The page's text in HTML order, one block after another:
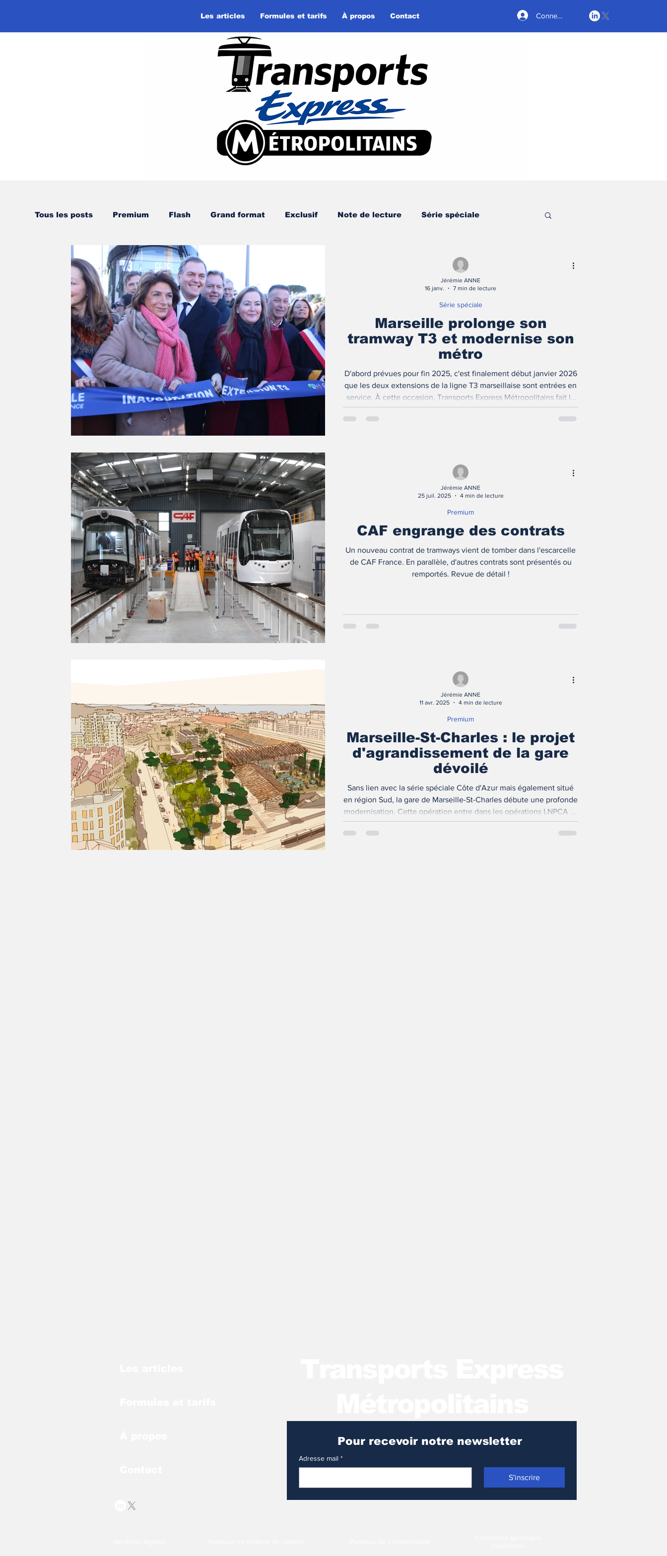
Les articles Formules et tarifs À propos Contact Connexion
Tous les posts Premium Flash Grand format Exclusif Note de lecture Série spéciale
Marseille prolonge son
tramway T3 et modernise son
métro
D'abord prévues pour fin 2025, c'est finalement début janvier 2026
que les deux extensions de la ligne T3 marseillaise sont entrées en
service. À cette occasion, Transports Express Métropolitains fait le
point sur les réseaux de tramways et de métro à Marseille !
Série spéciale
Jérémie ANNE
16 janv.
7 min de lecture
CAF engrange des contrats
Un nouveau contrat de tramways vient de tomber dans l'escarcelle
de CAF France. En parallèle, d'autres contrats sont présentés ou
remportés. Revue de détail !
Premium
Jérémie ANNE
25 juil. 2025
4 min de lecture
Marseille-St-Charles : le projet
d'agrandissement de la gare
dévoilé
Sans lien avec la série spéciale Côte d'Azur mais également situé
en région Sud, la gare de Marseille-St-Charles débute une profonde
modernisation. Cette opération entre dans les opérations LNPCA et
SERM d'Aix-Marseille. Présentation du projet.
Premium
Jérémie ANNE
11 avr. 2025
4 min de lecture
Pour recevoir notre newsletter
Adresse mail *
S'inscrire